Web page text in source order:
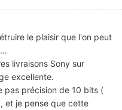
le plaisir que l'on peut
livraisons Sony sur
excellente.
pas précision de 10 bits (
et je pense que cette